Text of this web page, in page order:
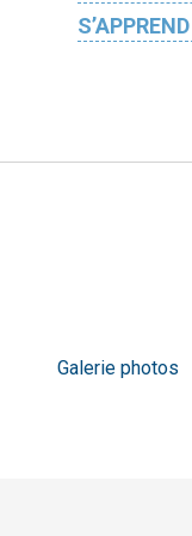
Galerie photos